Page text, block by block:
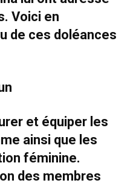
Voici en
de ces doléances
et équiper les
ainsi que les
féminine.
des membres